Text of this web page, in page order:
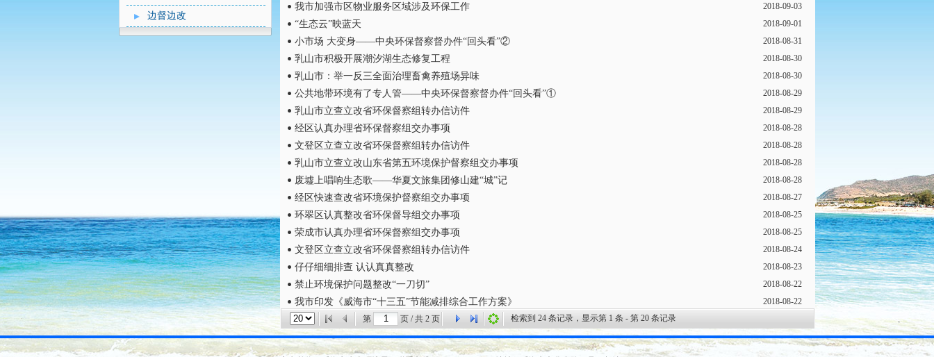
边督边改
我市加强市区物业服务区域涉及环保工作 2018-09-03
“生态云”映蓝天 2018-09-01
小市场 大变身——中央环保督察督办件“回头看”② 2018-08-31
乳山市积极开展潮汐湖生态修复工程 2018-08-30
乳山市：举一反三全面治理畜禽养殖场异味 2018-08-30
公共地带环境有了专人管——中央环保督察督办件“回头看”① 2018-08-29
乳山市立查立改省环保督察组转办信访件 2018-08-29
经区认真办理省环保督察组交办事项 2018-08-28
文登区立查立改省环保督察组转办信访件 2018-08-28
乳山市立查立改山东省第五环境保护督察组交办事项 2018-08-28
废墟上唱响生态歌——华夏文旅集团修山建“城”记 2018-08-28
经区快速查改省环境保护督察组交办事项 2018-08-27
环翠区认真整改省环保督导组交办事项 2018-08-25
荣成市认真办理省环保督察组交办事项 2018-08-25
文登区立查立改省环保督察组转办信访件 2018-08-24
仔仔细细排查 认认真真整改 2018-08-23
禁止环境保护问题整改“一刀切” 2018-08-22
我市印发《威海市“十三五”节能减排综合工作方案》
2018-08-22
第
页 / 共 2 页 检索到 24 条记录，显示第 1 条 - 第 20 条记录